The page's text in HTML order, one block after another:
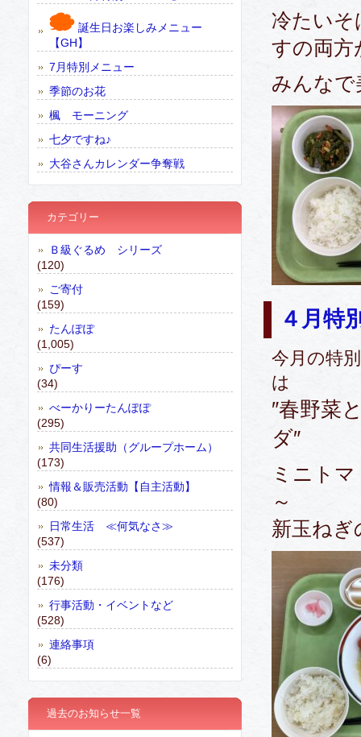
冷たいそ
すの両方
みんなで
４月特
今月の特
″春野菜
ダ″
ミニト
新玉ねぎ
誕生日お楽しみメニュー
【GH】
7月特別メニュー
季節のお花
楓 モーニング
七夕ですね♪
大谷さんカレンダー争奪戦
カテゴリー
Ｂ級ぐるめ シリーズ
(120)
ご寄付
(159)
たんぽぽ
(1,005)
ぴーす
(34)
べーかりーたんぽぽ
(295)
共同生活援助（グループホーム）
(173)
情報＆販売活動【自主活動】
(80)
日常生活 ≪何気なさ≫
(537)
未分類
(176)
行事活動・イベントなど
(528)
連絡事項
(6)
過去のお知らせ一覧